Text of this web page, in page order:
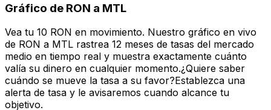
Gráfico de RON a MTL
Vea tu 10 RON en movimiento. Nuestro gráfico en vivo
de RON a MTL rastrea 12 meses de tasas del mercado
medio en tiempo real y muestra exactamente cuánto
valía su dinero en cualquier momento.¿Quiere saber
cuándo se mueve la tasa a su favor?Establezca una
alerta de tasa y le avisaremos cuando alcance tu
objetivo.